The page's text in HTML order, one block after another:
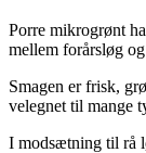
Porre mikrogrønt
mellem forårsløg
Smagen er frisk,
velegnet til mange
I modsætning til rå